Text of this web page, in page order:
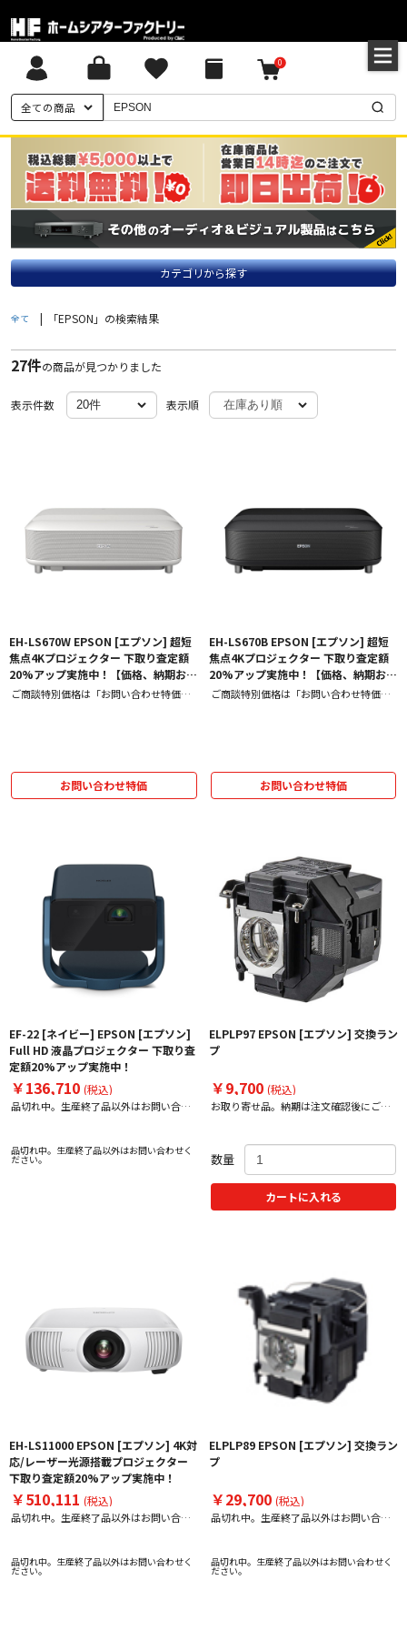
全ての商品
0
カテゴリから探す
全て | 「EPSON」の検索結果
27件の商品が見つかりました
表示件数 表示順
EH-LS670W EPSON [エプソン] 超短
焦点4Kプロジェクター 下取り査定額
20%アップ実施中！【価格、納期お問
い合わせ用ページ】
ご商談特別価格は「お問い合わせ特価」
お問い合わせ特価
EH-LS670B EPSON [エプソン] 超短
焦点4Kプロジェクター 下取り査定額
20%アップ実施中！【価格、納期お問
い合わせ用ページ】
ご商談特別価格は「お問い合わせ特価」
お問い合わせ特価
EF-22 [ネイビー] EPSON [エプソン]
Full HD 液晶プロジェクター 下取り査
定額20%アップ実施中！
￥136,710 (税込)
品切れ中。生産終了品以外はお問い合わ
品切れ中。生産終了品以外はお問い合わせく
ださい。
ELPLP97 EPSON [エプソン] 交換ラン
プ
￥9,700 (税込)
お取り寄せ品。納期は注文確認後にご案
数量
カートに入れる
EH-LS11000 EPSON [エプソン] 4K対
応/レーザー光源搭載プロジェクター
下取り査定額20%アップ実施中！
￥510,111 (税込)
品切れ中。生産終了品以外はお問い合わ
品切れ中。生産終了品以外はお問い合わせく
ださい。
ELPLP89 EPSON [エプソン] 交換ラン
プ
￥29,700 (税込)
品切れ中。生産終了品以外はお問い合わ
品切れ中。生産終了品以外はお問い合わせく
ださい。